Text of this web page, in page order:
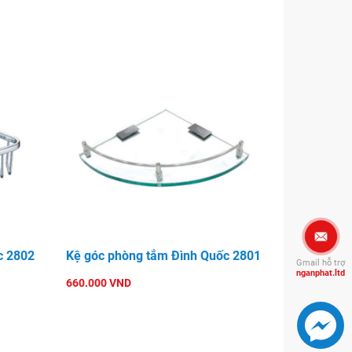
2802 Kệ góc phòng tắm Đình Quốc 2801
660.000 VND
Gmail hỗ trợ
nganphat.ltd